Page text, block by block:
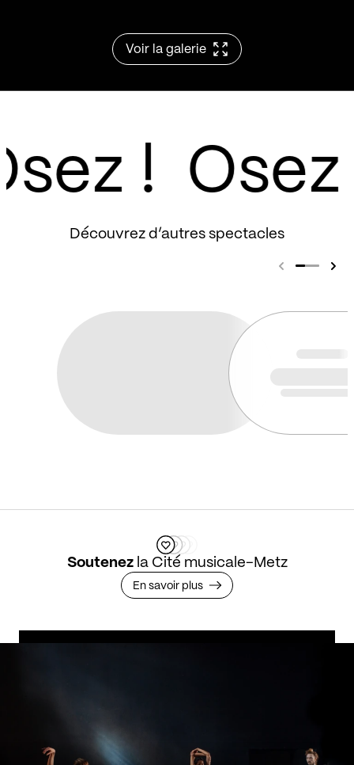
Voir la galerie
!
Découvrez d’autres spectacles
Soutenezla Cité musicale-Metz
En savoir plus